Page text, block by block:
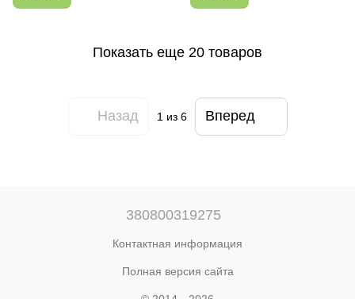
Показать еще 20 товаров
Назад 1 из 6 Вперед
380800319275
Контактная информация
Полная версия сайта